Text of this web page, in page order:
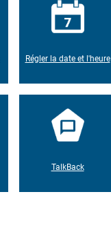
Régler la date et l'heure
TalkBack